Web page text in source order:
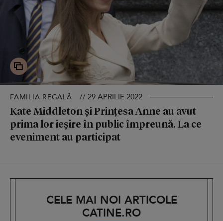
FAMILIA REGALĂ // 29 APRILIE 2022
Kate Middleton și Prințesa Anne au avut
prima lor ieșire în public împreună. La ce
eveniment au participat
CELE MAI NOI ARTICOLE
CATINE.RO